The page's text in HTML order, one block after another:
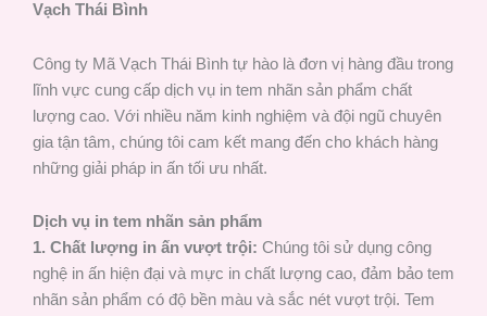
Vạch Thái Bình
Công ty Mã Vạch Thái Bình tự hào là đơn vị hàng đầu trong
lĩnh vực cung cấp dịch vụ in tem nhãn sản phẩm chất
lượng cao. Với nhiều năm kinh nghiệm và đội ngũ chuyên
gia tận tâm, chúng tôi cam kết mang đến cho khách hàng
những giải pháp in ấn tối ưu nhất.
Dịch vụ in tem nhãn sản phẩm
1. Chất lượng in ấn vượt trội: Chúng tôi sử dụng công
nghệ in ấn hiện đại và mực in chất lượng cao, đảm bảo tem
nhãn sản phẩm có độ bền màu và sắc nét vượt trội. Tem